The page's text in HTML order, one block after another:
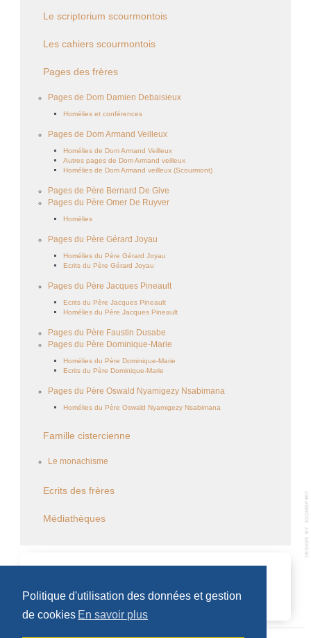
Politique d'utilisation des données et gestion
de cookies En savoir plus
Le scriptorium scourmontois
Les cahiers scourmontois
Pages des frères
Pages de Dom Damien Debaisieux
Homélies et conférences
Pages de Dom Armand Veilleux
Homélies de Dom Armand Veilleux
Autres pages de Dom Armand veilleux
Homélies de Dom Armand veilleux (Scourmont)
Pages de Père Bernard De Give
Pages du Père Omer De Ruyver
Homélies
Pages du Père Gérard Joyau
Homélies du Père Gérard Joyau
Ecrits du Père Gérard Joyau
Pages du Père Jacques Pineault
Ecrits du Père Jacques Pineault
Homélies du Père Jacques Pineault
Pages du Père Faustin Dusabe
Pages du Père Dominique-Marie
Homélies du Père Dominique-Marie
Ecrits du Père Dominique-Marie
Pages du Père Oswald Nyamigezy Nsabimana
Homélies du Père Oswald Nyamigezy Nsabimana
Famille cistercienne
Le monachisme
Ecrits des frères
Médiathèques
Aucun évènement